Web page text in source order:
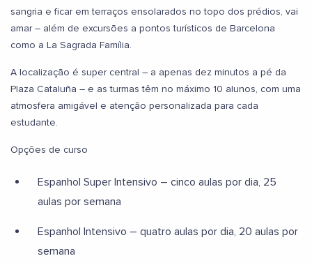
sangria e ficar em terraços ensolarados no topo dos prédios, vai
amar – além de excursões a pontos turísticos de Barcelona
como a La Sagrada Família.
A localização é super central – a apenas dez minutos a pé da
Plaza Cataluña – e as turmas têm no máximo 10 alunos, com uma
atmosfera amigável e atenção personalizada para cada
estudante.
Opções de curso
Espanhol Super Intensivo – cinco aulas por dia, 25
aulas por semana
Espanhol Intensivo – quatro aulas por dia, 20 aulas por
semana